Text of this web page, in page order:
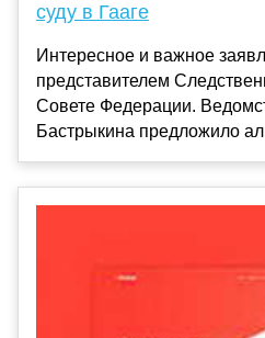
суду в Гааге
Интересное и важное
представителем
Совете Федерации.
Бастрыкина предложило